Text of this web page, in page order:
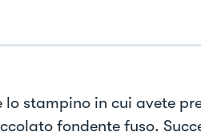
lo stampino in cui avete
fondente fuso.